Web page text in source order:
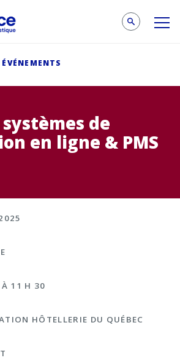
de
en ligne & PMS
11 H 30
HÔTELLERIE DU QUÉBEC